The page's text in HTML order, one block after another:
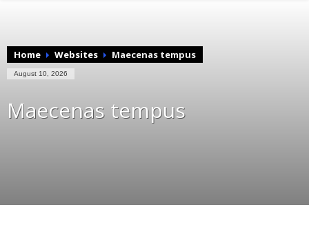
Home Websites Maecenas tempus
August 10, 2026
Maecenas tempus